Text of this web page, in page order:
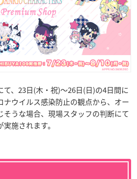
、23日(木・祝)〜26日(日)の4日間に
ナウイルス感染防止の観点から、オー
そうな場合、現場スタッフの判断にて
施されます。